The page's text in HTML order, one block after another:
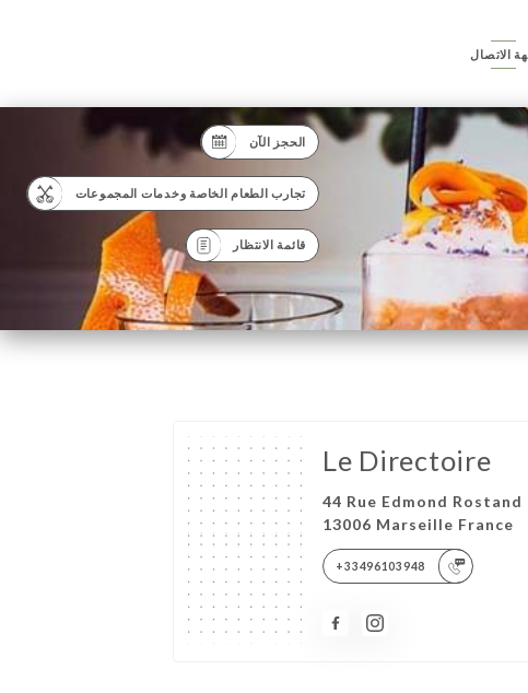
الاتصال
الحجز الآن
تجارب الطعام الخاصة وخدمات المجموعات
قائمة الانتظار
Le Directoire
44 Rue Edmond Rostand
13006 Marseille France
+33496103948